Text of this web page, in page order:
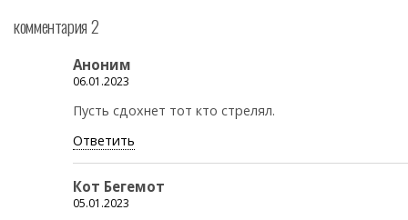
комментария 2
Аноним
06.01.2023
Пусть сдохнет тот кто стрелял.
Ответить
Кот Бегемот
05.01.2023